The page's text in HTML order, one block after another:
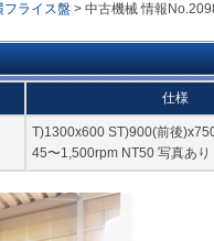
フライス盤 > 中古機械 情報
仕様
T)1300x600 ST)900(前後
45〜1,500rpm NT50 写真あり